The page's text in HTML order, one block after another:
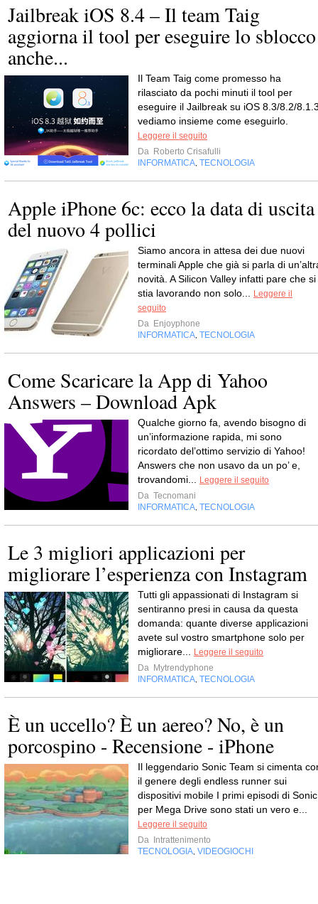
Jailbreak iOS 8.4 – Il team Taig
aggiorna il tool per eseguire lo sblocco
anche...
Il Team Taig come promesso ha
rilasciato da pochi minuti il tool per
eseguire il Jailbreak su iOS 8.3/8.2/
vediamo insieme come eseguirlo.
Leggere il seguito
Da Roberto Crisafulli
INFORMATICA TECNOLOGIA
Apple iPhone 6c: ecco la data di uscita
del nuovo 4 pollici
Siamo ancora in attesa dei due nuovi
terminali Apple che già si parla di
novità. A Silicon Valley infatti pare che si
stia lavorando non solo...
Leggere il
seguito
Da Enjoyphone
INFORMATICA TECNOLOGIA
Come Scaricare la App di Yahoo
Answers – Download Apk
Qualche giorno fa, avendo bisogno di
un’informazione rapida, mi sono
ricordato del’ottimo servizio di Yahoo!
Answers che non usavo da un po’ e,
trovandomi...
Leggere il seguito
Da Tecnomani
INFORMATICA TECNOLOGIA
Le 3 migliori applicazioni per
migliorare l’esperienza con Instagram
Tutti gli appassionati di Instagram si
sentiranno presi in causa da questa
domanda: quante diverse applicazioni
avete sul vostro smartphone solo per
migliorare...
Leggere il seguito
Da Mytrendyphone
INFORMATICA TECNOLOGIA
È un uccello? È un aereo? No, è un
porcospino - Recensione - iPhone
Il leggendario Sonic Team si cimenta
il genere degli endless runner sui
dispositivi mobile I primi episodi di Sonic
per Mega Drive sono stati un vero e...
Leggere il seguito
Da
Intrattenimento
TECNOLOGIA VIDEOGIOCHI